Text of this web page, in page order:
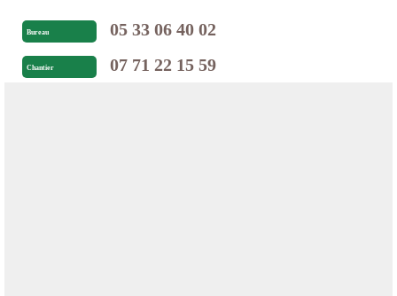
Bureau 05 33 06 40 02
Chantier 07 71 22 15 59